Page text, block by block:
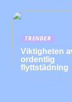
TRENDER
Viktigheten
ordentlig
flyttstädning